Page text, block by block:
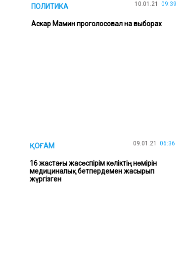
ПОЛИТИКА 10.01.21 09:39
Аскар Мамин проголосовал на выборах
ҚОҒАМ 09.01.21 06:36
16 жастағы жасөспірім көліктің нөмірін
медициналық бетпердемен жасырып
жүргізген